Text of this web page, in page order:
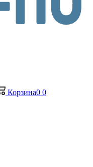
Корзина0 0